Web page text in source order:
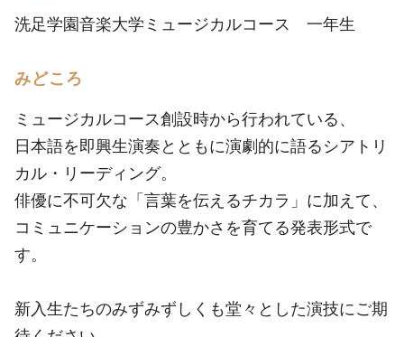
洗足学園音楽大学ミュージカルコース 一年生
みどころ
ミュージカルコース創設時から行われている、
日本語を即興生演奏とともに演劇的に語るシアトリ
カル・リーディング。
俳優に不可欠な「言葉を伝えるチカラ」に加えて、
コミュニケーションの豊かさを育てる発表形式で
す。
新入生たちのみずみずしくも堂々とした演技にご期